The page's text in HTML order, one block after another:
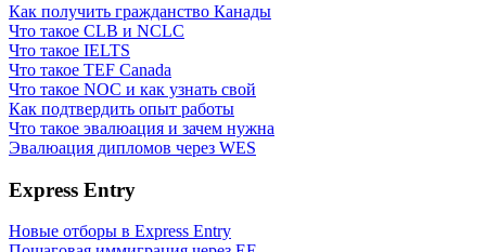
Как получить гражданство Канады
Что такое CLB и NCLC
Что такое IELTS
Что такое TEF Canada
Что такое NOC и как узнать свой
Как подтвердить опыт работы
Что такое эвалюация и зачем нужна
Эвалюация дипломов через WES
Express Entry
Новые отборы в Express Entry